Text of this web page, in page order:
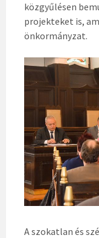
közgyűlésen
projekteket is,
önkormányzat.
A szokatlan és